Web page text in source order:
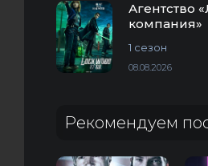
Агентство
компания»
1 сезон
08.08.2026
Рекомендуем